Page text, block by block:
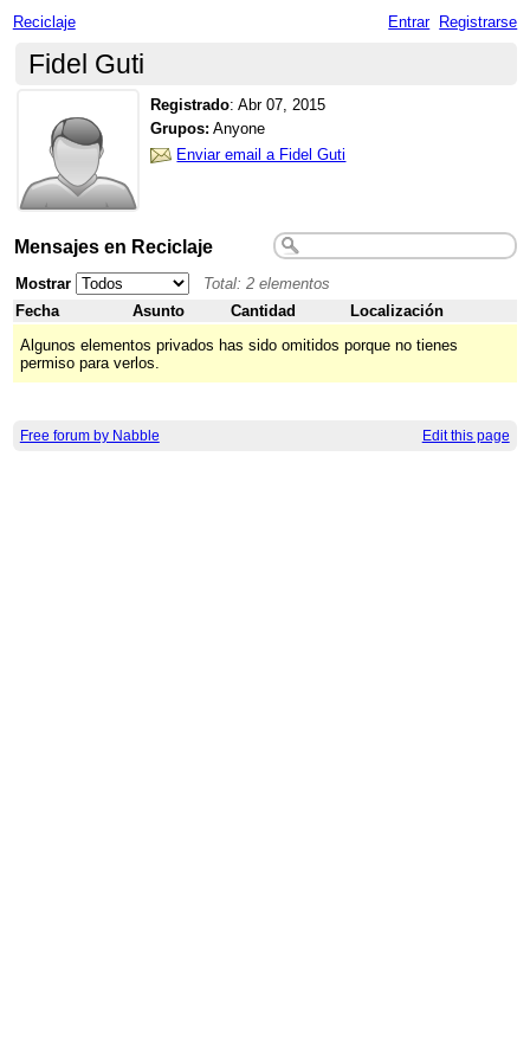
Reciclaje Entrar Registrarse
Fidel Guti
Registrado:Abr 07, 2015
Grupos: Anyone
Enviar email a Fidel Guti
Mensajes en Reciclaje
Mostrar
Total: 2 elementos
Fecha
Asunto Cantidad
Localización
Algunos elementos privados has sido omitidos porque no tienes
permiso para verlos.
Free forum by Nabble Edit this page